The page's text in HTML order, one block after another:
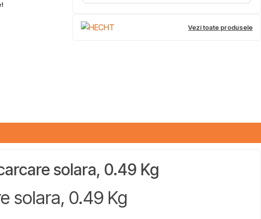
Vezi toate produsele
solara, 0.49 Kg
solara, 0.49 Kg